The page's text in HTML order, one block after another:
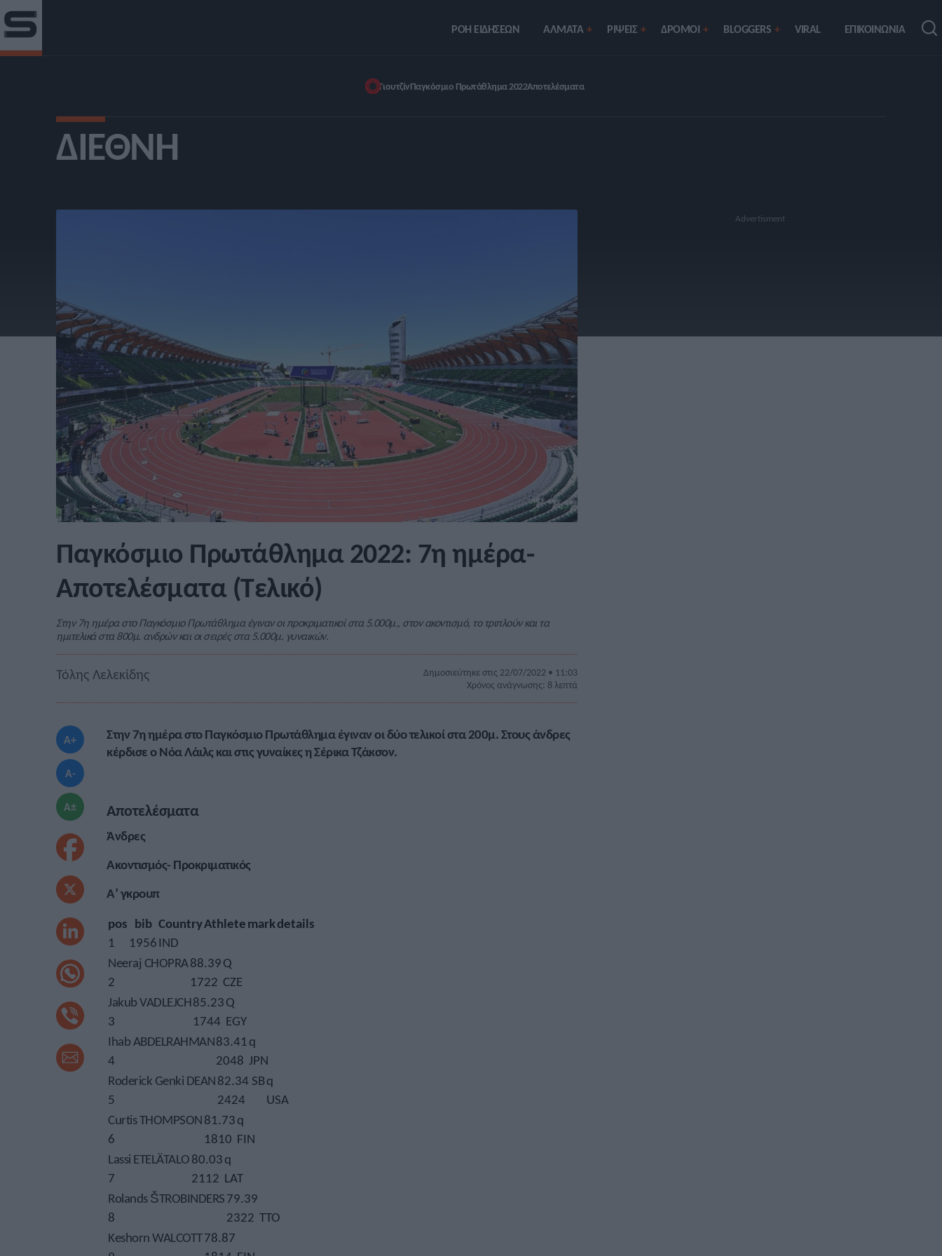
ΡΟΗ ΕΙΔΗΣΕΩΝ ΑΛΜΑΤΑ ΡIΨΕΙΣ ΔΡΟΜΟΙ BLOGGERS VIRAL ΕΠΙΚΟΙΝΩΝΙΑ
ΓιουτζίνΠαγκόσμιο Πρωτάθλημα 2022Αποτελέσματα
ΔΙΕΘΝΉ
Παγκόσμιο Πρωτάθλημα 2022: 7η ημέρα-
Αποτελέσματα (Τελικό)
Στην 7η ημέρα στο Παγκόσμιο Πρωτάθλημα έγιναν οι προκριματικοί στα 5.000μ., στον ακοντισμό, το τριπλούν και τα
ημιτελικά στα 800μ. ανδρών και οι σειρές στα 5.000μ. γυναικών.
Τόλης Λελεκίδης
Δημοσιεύτηκε στις 22/07/2022 • 11:03
Χρόνος ανάγνωσης: 8 λεπτά
A+
A-
A±
Στην 7η ημέρα στο Παγκόσμιο Πρωτάθλημα έγιναν οι δύο τελικοί στα 200μ. Στους άνδρες
κέρδισε οΝόα Λάιλςκαι στις γυναίκες ηΣέρικα Τζάκσον.
Αποτελέσματα
Άνδρες
Ακοντισμός- Προκριματικός
Α’ γκρουπ
pos bib CountryAthletemarkdetails
1
1956IND
Neeraj CHOPRA88.39Q
2
1722 CZE
Jakub VADLEJCH85.23Q
3
1744 EGY
Ihab ABDELRAHMAN83.41q
4
2048 JPN
Roderick Genki DEAN82.34 SBq
5
2424
USA
Curtis THOMPSON81.73q
6
1810 FIN
Lassi ETELÄTALO80.03q
7
2112 LAT
Rolands ŠTROBINDERS79.39
8
2322 TTO
Keshorn WALCOTT78.87